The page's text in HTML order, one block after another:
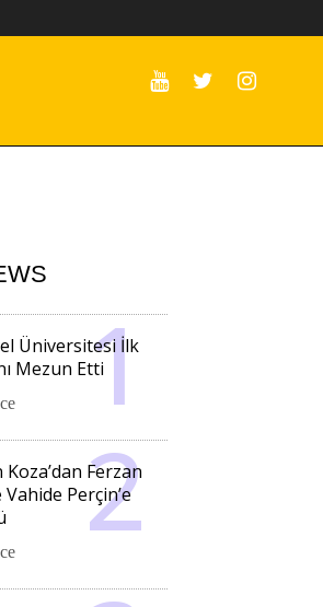
Üniversitesi İlk
Mezun Etti
Koza’dan Ferzan
Perçin’e